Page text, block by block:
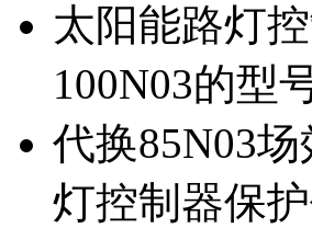
太阳能路灯
100N03的型
代换85N03
灯控制器保